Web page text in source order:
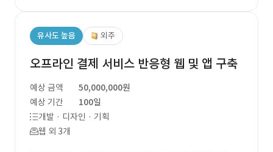
유사도 높음 외주
오프라인 결제 서비스 반응형 웹 및 앱 구축
예상 금액
50,000,000원
예상 기간
100일
개발 · 디자인 · 기획
웹 외 3개